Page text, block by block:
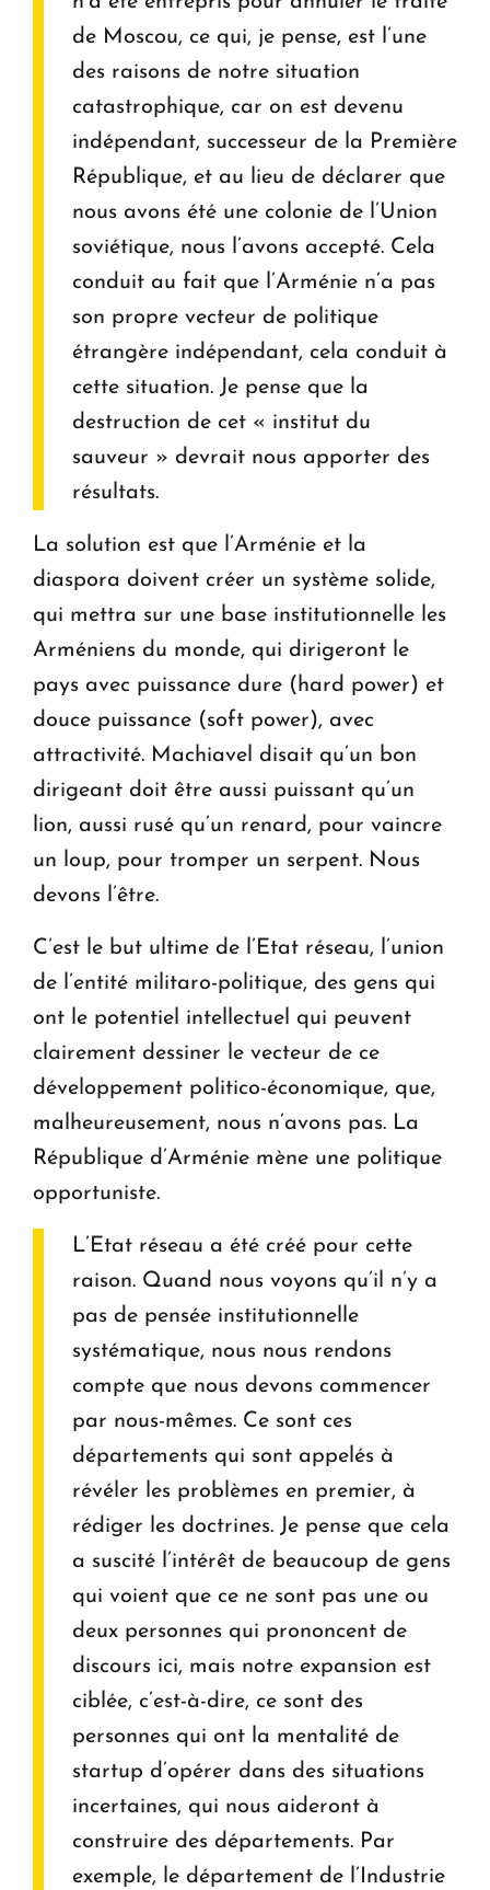
de Moscou, ce qui, je pense, est l’une
des raisons de notre situation
catastrophique, car on est devenu
indépendant, successeur de la Première
République, et au lieu de déclarer que
nous avons été une colonie de l’Union
soviétique, nous l’avons accepté. Cela
conduit au fait que l’Arménie n’a pas
son propre vecteur de politique
étrangère indépendant, cela conduit à
cette situation. Je pense que la
destruction de cet « institut du
sauveur » devrait nous apporter des
résultats.
La solution est que l’Arménie et la
diaspora doivent créer un système solide,
qui mettra sur une base institutionnelle les
Arméniens du monde, qui dirigeront le
pays avec puissance dure (hard power) et
douce puissance (soft power), avec
attractivité. Machiavel disait qu’un bon
dirigeant doit être aussi puissant qu’un
lion, aussi rusé qu’un renard, pour vaincre
un loup, pour tromper un serpent. Nous
devons l’être.
C’est le but ultime de l’Etat réseau, l’union
de l’entité militaro-politique, des gens qui
ont le potentiel intellectuel qui peuvent
clairement dessiner le vecteur de ce
développement politico-économique, que,
malheureusement, nous n’avons pas. La
République d’Arménie mène une politique
opportuniste.
L’Etat réseau a été créé pour cette
raison. Quand nous voyons qu’il n’y a
pas de pensée institutionnelle
systématique, nous nous rendons
compte que nous devons commencer
par nous-mêmes. Ce sont ces
départements qui sont appelés à
révéler les problèmes en premier, à
rédiger les doctrines. Je pense que cela
a suscité l’intérêt de beaucoup de gens
qui voient que ce ne sont pas une ou
deux personnes qui prononcent de
discours ici, mais notre expansion est
ciblée, c’est-à-dire, ce sont des
personnes qui ont la mentalité de
startup d’opérer dans des situations
incertaines, qui nous aideront à
construire des départements. Par
exemple, le département de l’Industrie